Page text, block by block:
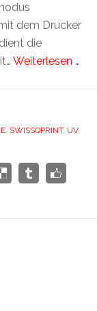
dem Drucker
die
Weiterlesen …
, SWISSQPRINT, UV,